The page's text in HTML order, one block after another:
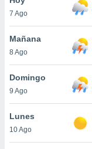
en
más
nuestra
de
7 Ago
Mañana
8 Ago
Domingo
9 Ago
Lunes
10 Ago